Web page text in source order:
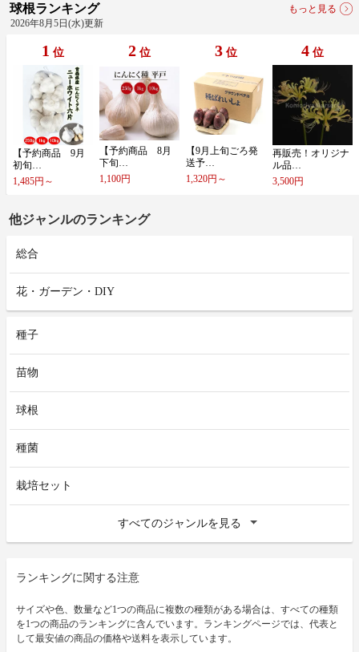
球根ランキング
もっと見る
2026年8月5日(水)更新
1 位
【​予​約​商​品​ ​9​月​
初​旬​…
1,485円～
2 位
【​予​約​商​品​ ​8​月​
下​旬​…
1,100円
3 位
【​9​月​上​旬​ご​ろ​発​
送​予​…
1,320円～
4 位
再​販​売​！​オ​リ​ジ​ナ​
ル​品​…
3,500円
他ジャンルのランキング
総合
花・ガーデン・DIY
種子
苗物
球根
種菌
栽培セット
すべてのジャンルを見る
ランキングに関する注意
サイズや色、数量など1つの商品に複数の種類がある場合は、すべての種類
を1つの商品のランキングに含んでいます。ランキングページでは、代表と
して最安値の商品の価格や送料を表示しています。